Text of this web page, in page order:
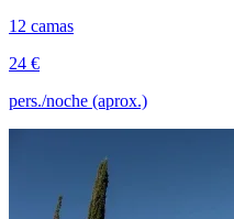
12 camas
24 €
pers./noche (aprox.)